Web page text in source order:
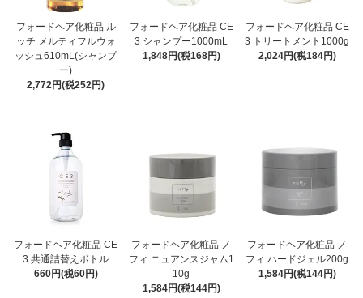
フォードヘア化粧品 ル
ッチ メルティフルウォ
ッシュ610mL(シャンプ
ー)
2,772円(税252円)
フォードヘア化粧品 CE
3 シャンプー1000mL
1,848円(税168円)
フォードヘア化粧品 CE
3 トリートメント1000g
2,024円(税184円)
フォードヘア化粧品 CE
3 共通詰替えボトル
660円(税60円)
フォードヘア化粧品 ノ
フィ ニュアンスジャム1
10g
1,584円(税144円)
フォードヘア化粧品 ノ
フィ ハードジェル200g
1,584円(税144円)